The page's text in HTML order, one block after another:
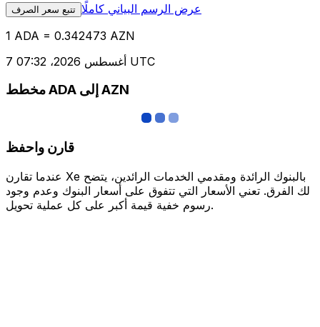
تتبع سعر الصرف عرض الرسم البياني كاملًا
1 ADA = 0.342473 AZN
7 أغسطس 2026، 07:32 UTC
مخطط ADA إلى AZN
قارن واحفظ
عندما تقارن Xe بالبنوك الرائدة ومقدمي الخدمات الرائدين، يتضح
لك الفرق. تعني الأسعار التي تتفوق على أسعار البنوك وعدم وجود
رسوم خفية قيمة أكبر على كل عملية تحويل.